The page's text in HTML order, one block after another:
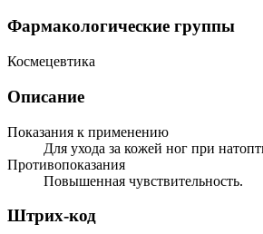
Фармакологические группы
Космецевтика
Описание
Показания к применению
Для ухода за кожей ног при
Противопоказания
Повышенная чувствительность.
Штрих-код